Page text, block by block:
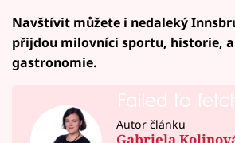
Navštívit můžete i nedaleký
přijdou milovníci sportu, historie,
gastronomie.
Failed to
Autor článku